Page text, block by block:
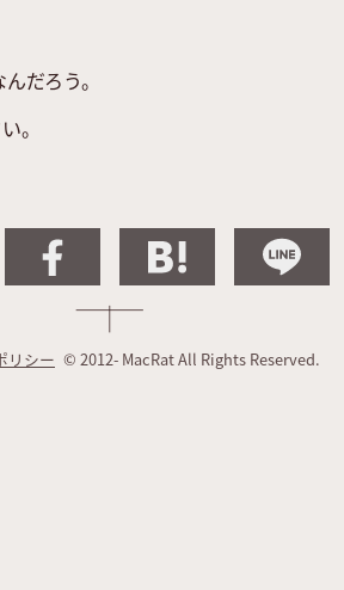
だろう。
。
リシー © 2012- MacRat All Rights Reserved.